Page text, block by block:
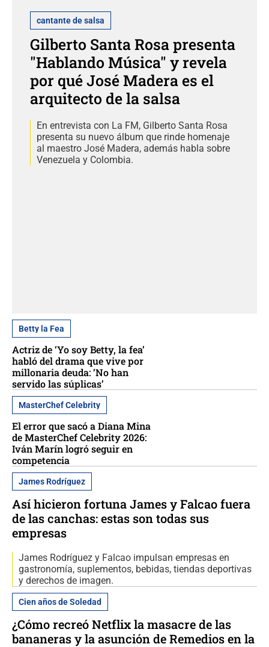
cantante de salsa
Gilberto Santa Rosa presenta
"Hablando Música" y revela
por qué José Madera es el
arquitecto de la salsa
En entrevista con La FM, Gilberto Santa Rosa
presenta su nuevo álbum que rinde homenaje
al maestro José Madera, además habla sobre
Venezuela y Colombia.
Betty la Fea
Actriz de ‘Yo soy Betty, la fea’
habló del drama que vive por
millonaria deuda: ‘No han
servido las súplicas’
MasterChef Celebrity
El error que sacó a Diana Mina
de MasterChef Celebrity 2026:
Iván Marín logró seguir en
competencia
James Rodríguez
Así hicieron fortuna James y Falcao fuera
de las canchas: estas son todas sus
empresas
James Rodríguez y Falcao impulsan empresas en
gastronomía, suplementos, bebidas, tiendas deportivas
y derechos de imagen.
Cien años de Soledad
¿Cómo recreó Netflix la masacre de las
bananeras y la asunción de Remedios en la